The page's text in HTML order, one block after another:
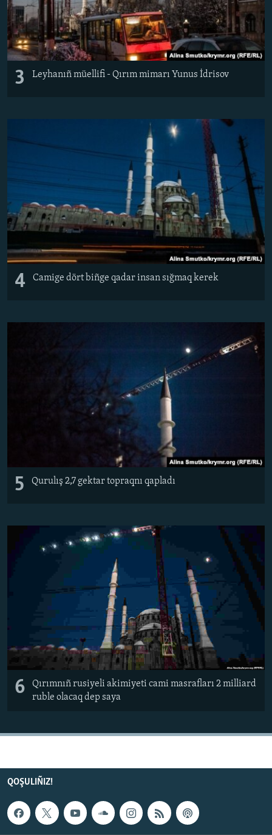
3 Leyhanıñ müellifi - Qırım mimarı Yunus İdrisov
4 Camige dört biñge qadar insan sığmaq kerek
5 Qurulış 2,7 gektar topraqnı qapladı
6
Qırımnıñ rusiyeli akimiyeti cami masrafları 2 milliard
ruble olacaq dep saya
QOŞULIÑIZ!